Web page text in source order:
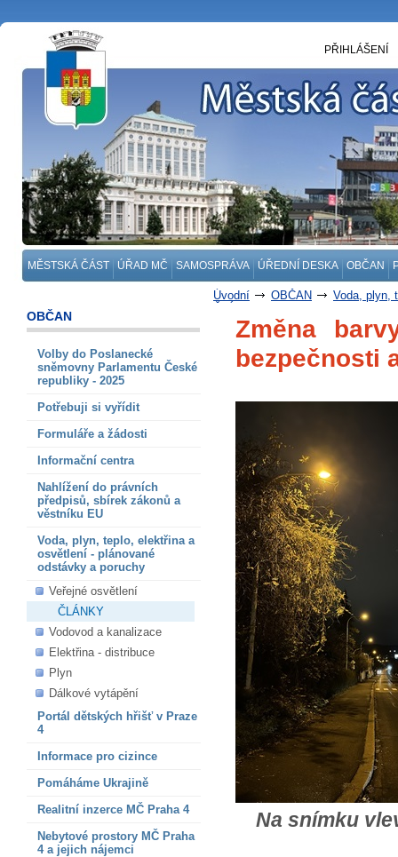
MĚSTSKÁ ČÁST ÚŘAD MČ SAMOSPRÁVA ÚŘEDNÍ DESKA OBČAN
PŘIHLÁŠENÍ
Úvodní OBČAN
Voda, plyn,
OBČAN
Volby do Poslanecké
sněmovny Parlamentu České
republiky - 2025
Potřebuji si vyřídit
Formuláře a žádosti
Informační centra
Nahlížení do právních
předpisů, sbírek zákonů a
věstníku EU
Voda, plyn, teplo, elektřina a
osvětlení - plánované
odstávky a poruchy
Veřejné osvětlení
ČLÁNKY
Vodovod a kanalizace
Elektřina - distribuce
Plyn
Dálkové vytápění
Portál dětských hřišť v Praze
4
Informace pro cizince
Pomáháme Ukrajině
Realitní inzerce MČ Praha 4
Nebytové prostory MČ Praha
4 a jejich nájemci
Změna
bezpečnosti
Na snímku